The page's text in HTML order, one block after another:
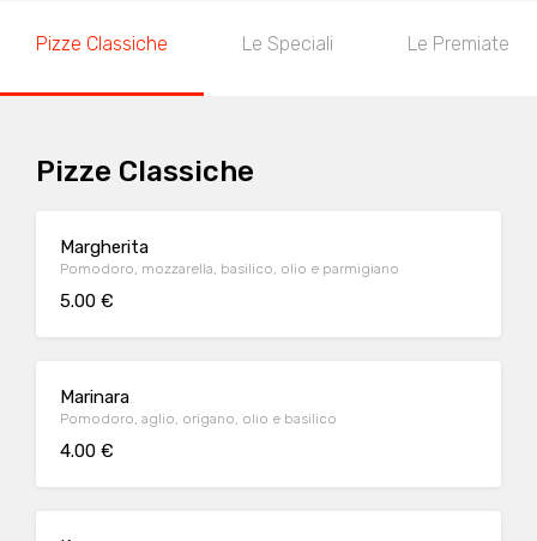
Pizze Classiche Le Speciali Le Premiate
Pizze Classiche
Margherita
Pomodoro, mozzarella, basilico, olio e parmigiano
5.00 €
Marinara
Pomodoro, aglio, origano, olio e basilico
4.00 €